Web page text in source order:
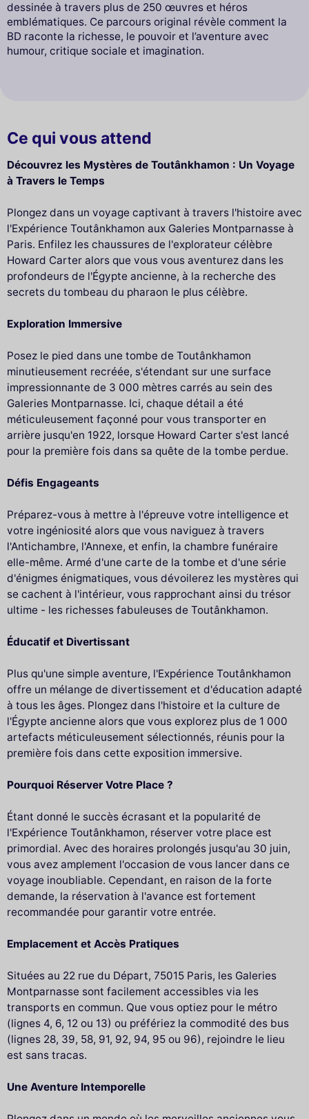
dessinée à travers plus de 250 œuvres et héros
emblématiques. Ce parcours original révèle comment la
BD raconte la richesse, le pouvoir et l’aventure avec
humour, critique sociale et imagination.
Ce qui vous attend
Découvrez les Mystères de Toutânkhamon : Un Voyage
à Travers le Temps
Plongez dans un voyage captivant à travers l'histoire avec
l'Expérience Toutânkhamon aux Galeries Montparnasse à
Paris. Enfilez les chaussures de l'explorateur célèbre
Howard Carter alors que vous vous aventurez dans les
profondeurs de l'Égypte ancienne, à la recherche des
secrets du tombeau du pharaon le plus célèbre.
Exploration Immersive
Posez le pied dans une tombe de Toutânkhamon
minutieusement recréée, s'étendant sur une surface
impressionnante de 3 000 mètres carrés au sein des
Galeries Montparnasse. Ici, chaque détail a été
méticuleusement façonné pour vous transporter en
arrière jusqu'en 1922, lorsque Howard Carter s'est lancé
pour la première fois dans sa quête de la tombe perdue.
Défis Engageants
Préparez-vous à mettre à l'épreuve votre intelligence et
votre ingéniosité alors que vous naviguez à travers
l'Antichambre, l'Annexe, et enfin, la chambre funéraire
elle-même. Armé d'une carte de la tombe et d'une série
d'énigmes énigmatiques, vous dévoilerez les mystères qui
se cachent à l'intérieur, vous rapprochant ainsi du trésor
ultime - les richesses fabuleuses de Toutânkhamon.
Éducatif et Divertissant
Plus qu'une simple aventure, l'Expérience Toutânkhamon
offre un mélange de divertissement et d'éducation adapté
à tous les âges. Plongez dans l'histoire et la culture de
l'Égypte ancienne alors que vous explorez plus de 1 000
artefacts méticuleusement sélectionnés, réunis pour la
première fois dans cette exposition immersive.
Pourquoi Réserver Votre Place ?
Étant donné le succès écrasant et la popularité de
l'Expérience Toutânkhamon, réserver votre place est
primordial. Avec des horaires prolongés jusqu'au 30 juin,
vous avez amplement l'occasion de vous lancer dans ce
voyage inoubliable. Cependant, en raison de la forte
demande, la réservation à l'avance est fortement
recommandée pour garantir votre entrée.
Emplacement et Accès Pratiques
Situées au 22 rue du Départ, 75015 Paris, les Galeries
Montparnasse sont facilement accessibles via les
transports en commun. Que vous optiez pour le métro
(lignes 4, 6, 12 ou 13) ou préfériez la commodité des bus
(lignes 28, 39, 58, 91, 92, 94, 95 ou 96), rejoindre le lieu
est sans tracas.
Une Aventure Intemporelle